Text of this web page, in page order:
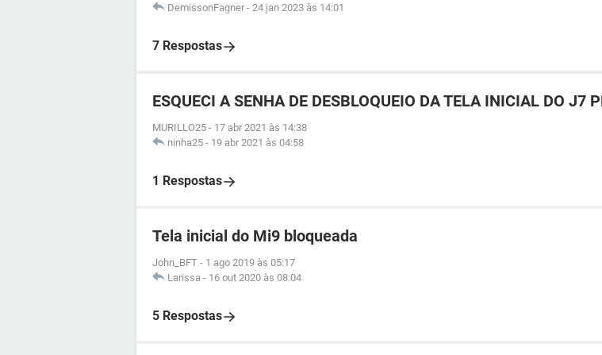
DemissonFagner - 24 jan 2023 às 14:01
7 Respostas
ESQUECI A SENHA DE DESBLOQUEIO DA TELA INICIAL DO J7
MURILLO25 - 17 abr 2021 às 14:38
ninha25 - 19 abr 2021 às 04:58
1 Respostas
Tela inicial do Mi9 bloqueada
John_BFT - 1 ago 2019 às 05:17
Larissa - 16 out 2020 às 08:04
5 Respostas